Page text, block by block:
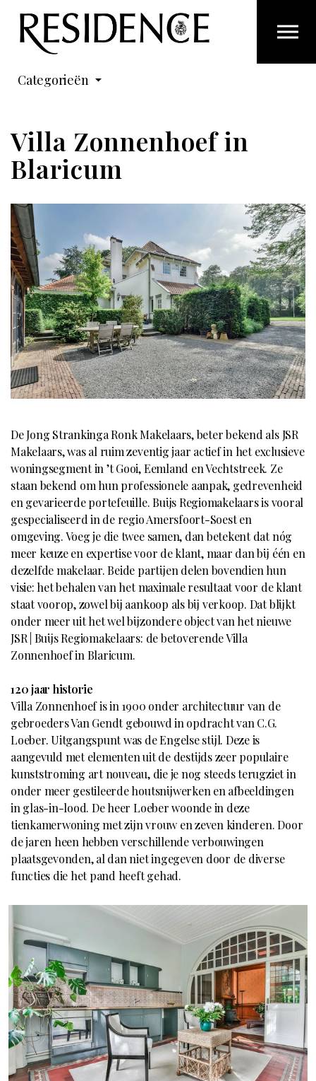
Overslaan en ga direct naar de inhoud
Categorieën
Villa Zonnenhoef in
Blaricum
De Jong Strankinga Ronk Makelaars, beter bekend als JSR
Makelaars, was al ruim zeventig jaar actief in het exclusieve
woningsegment in ’t Gooi, Eemland en Vechtstreek. Ze
staan bekend om hun professionele aanpak, gedrevenheid
en gevarieerde portefeuille. Buijs Regiomakelaars is vooral
gespecialiseerd in de regio Amersfoort-Soest en
omgeving. Voeg je die twee samen, dan betekent dat nóg
meer keuze en expertise voor de klant, maar dan bij één en
dezelfde makelaar. Beide partijen delen bovendien hun
visie: het behalen van het maximale resultaat voor de klant
staat voorop, zowel bij aankoop als bij verkoop. Dat blijkt
onder meer uit het wel bijzondere object van het nieuwe
JSR | Buijs Regiomakelaars: de betoverende Villa
Zonnenhoef in Blaricum.
120 jaar historie
Villa Zonnenhoef is in 1900 onder architectuur van de
gebroeders Van Gendt gebouwd in opdracht van C.G.
Loeber. Uitgangspunt was de Engelse stijl. Deze is
aangevuld met elementen uit de destijds zeer populaire
kunststroming art nouveau, die je nog steeds terugziet in
onder meer gestileerde houtsnijwerken en afbeeldingen
in glas-in-lood. De heer Loeber woonde in deze
tienkamerwoning met zijn vrouw en zeven kinderen. Door
de jaren heen hebben verschillende verbouwingen
plaatsgevonden, al dan niet ingegeven door de diverse
functies die het pand heeft gehad.